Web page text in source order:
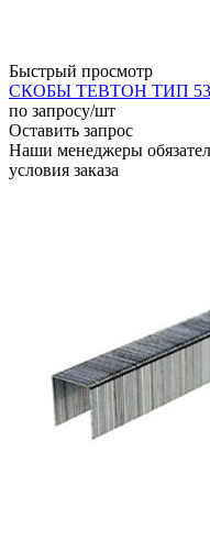
Быстрый просмотр
СКОБЫ ТЕВТОН ТИП
по запросу/шт
Оставить запрос
Наши менеджеры
условия заказа